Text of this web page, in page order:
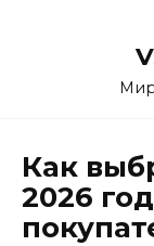
Мир
Как
2026